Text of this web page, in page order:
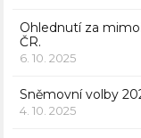
Ohlednutí za
ČR.
6. 10. 2025
Sněmovní volby
4. 10. 2025